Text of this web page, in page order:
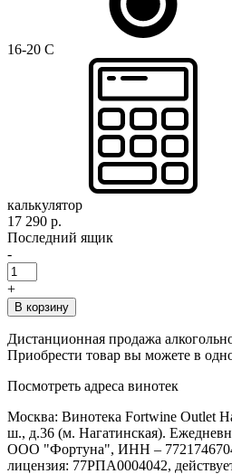
16-20 C
калькулятор
17 290 р.
Последний ящик
-
+
В корзину
Дистанционная продажа
Приобрести товар вы можете в
Посмотреть адреса винотек
Москва: Винотека Fortwine Outlet
ш., д.36 (м. Нагатинская).
ООО "Фортуна", ИНН –
лицензия: 77РПА0004042,